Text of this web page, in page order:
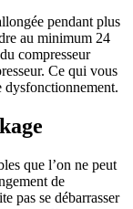
pendant plus
au minimum 24
compresseur
Ce qui vous
dysfonctionnement.
que l’on ne peut
de
pas se débarrasser